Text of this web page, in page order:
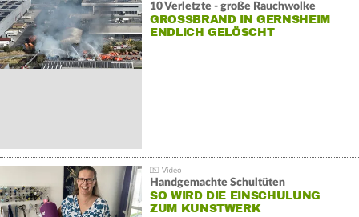
10 Verletzte - große Rauchwolke
GROSSBRAND IN GERNSHEIM E
NDLICH GELÖSCHT
Handgemachte Schultüten
SO WIRD DIE EINSCHULUNG
ZUM KUNSTWERK